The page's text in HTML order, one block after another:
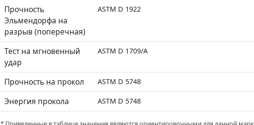
Прочность
Эльмендорфа на
разрыв (поперечная)
ASTM D 1922
Тест на мгновенный
удар
ASTM D 1709/A
Прочность на прокол ASTM D 5748
Энергия прокола ASTM D 5748